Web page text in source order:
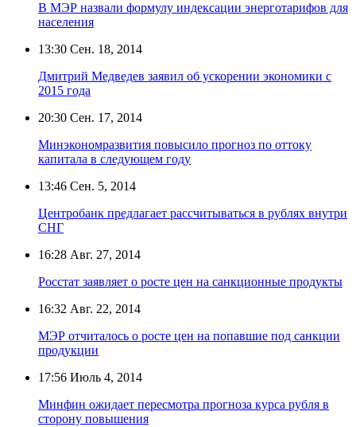
В МЭР назвали формулу индексации энерготарифов для
населения
13:30 Сен. 18, 2014
Дмитрий Медведев заявил об ускорении экономики с
2015 года
20:30 Сен. 17, 2014
Минэкономразвития повысило прогноз по оттоку
капитала в следующем году
13:46 Сен. 5, 2014
Центробанк предлагает рассчитываться в рублях внутри
СНГ
16:28 Авг. 27, 2014
Росстат заявляет о росте цен на санкционные продукты
16:32 Авг. 22, 2014
МЭР отчиталось о росте цен на попавшие под санкции
продукции
17:56 Июль 4, 2014
Минфин ожидает пересмотра прогноза курса рубля в
сторону повышения